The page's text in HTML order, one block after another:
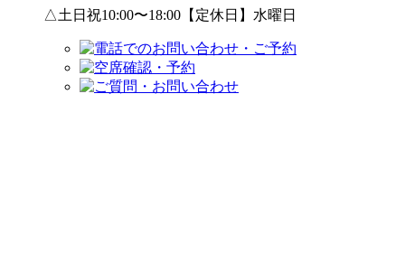
△土日祝10:00〜18:00【定休日】水曜日